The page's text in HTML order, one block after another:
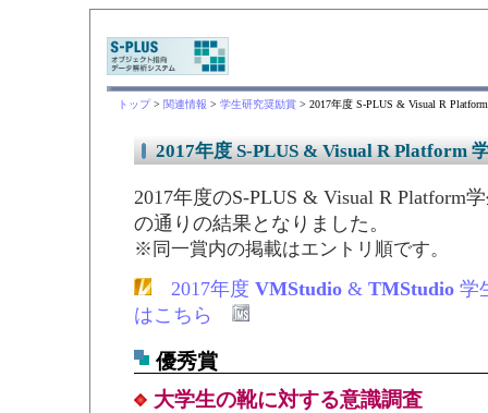
トップ> 関連情報 > 学生研究奨励賞 > 2017年度 S-PLUS & Visual R
2017年度 S-PLUS & Visual R Platform
2017年度のS-PLUS & Visual R Platform
の通りの結果となりました。
※同一賞内の掲載はエントリ順です。
2017年度 VMStudio& TMStudio学
はこちら
優秀賞
大学生の靴に対する意識調査